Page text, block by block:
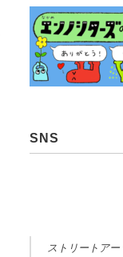
SNS
ストリートアー